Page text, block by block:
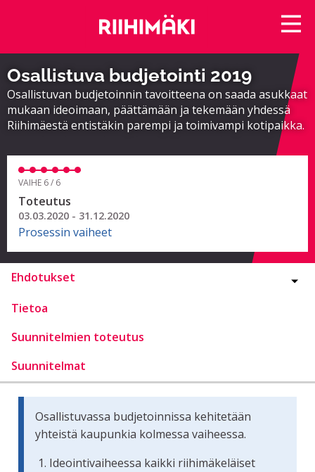
Osallistuva budjetointi 2019
Osallistuvan budjetoinnin tavoitteena on saada asukkaat
mukaan ideoimaan, päättämään ja tekemään yhdessä
Riihimäestä entistäkin parempi ja toimivampi kotipaikka.
VAIHE 6 / 6
Toteutus
03.03.2020 - 31.12.2020
Prosessin vaiheet
Ehdotukset
Tietoa
Suunnitelmien toteutus
Suunnitelmat
Osallistuvassa budjetoinnissa kehitetään
yhteistä kaupunkia kolmessa vaiheessa.
Ideointivaiheessa kaikki riihimäkeläiset